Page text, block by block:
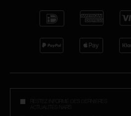
RESTEZ INFORMÉ DES DERNIÈRES
ACTUALITÉS NARS